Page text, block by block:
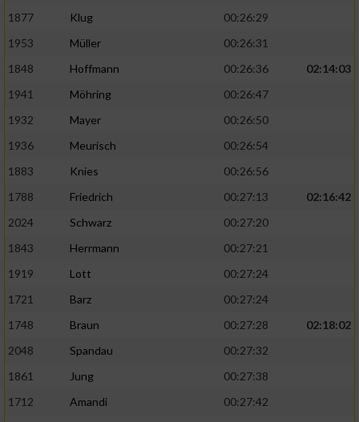
1877
Klug
00:26:29
1953
Müller
00:26:31
1848
Hoffmann 00:26:36
02:14:03
1941
Möhring
00:26:47
1932
Mayer
00:26:50
1936
Meurisch
00:26:54
1883
Knies
00:26:56
1788
Friedrich 00:27:13
02:16:42
2024
Schwarz
00:27:20
1843
Herrmann
00:27:21
1919
Lott
00:27:24
1721
Barz
00:27:24
1748
Braun 00:27:28
02:18:02
2048
Spandau
00:27:32
1861
Jung
00:27:38
1712
Amandi
00:27:42